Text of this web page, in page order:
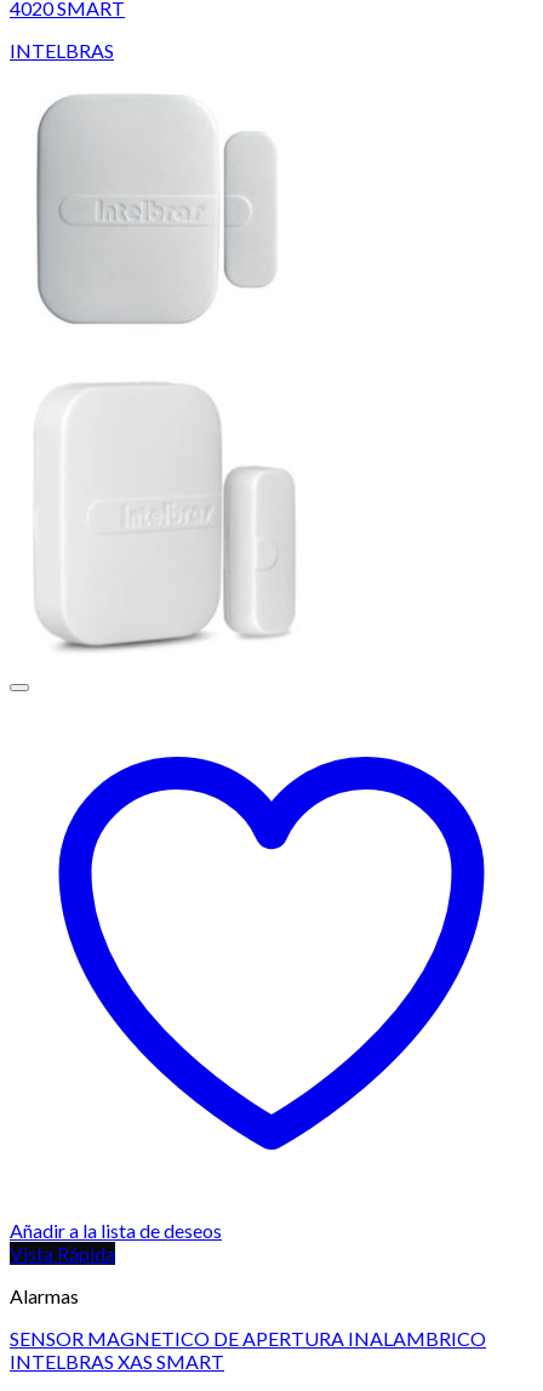
4020 SMART
INTELBRAS
Añadir a la lista de deseos
Vista Rápida
Alarmas
SENSOR MAGNETICO DE APERTURA INALAMBRICO
INTELBRAS XAS SMART